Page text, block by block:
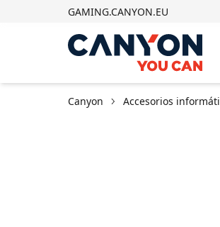
GAMING.CANYON.EU
Canyon Accesorios